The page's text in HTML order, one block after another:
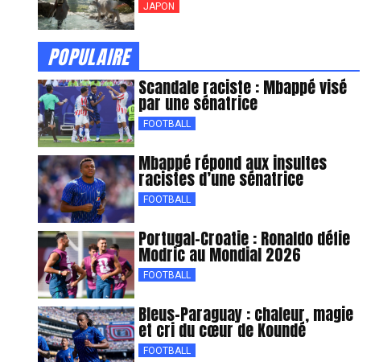
JAPON
POPULAIRE
Scandale raciste : Mbappé visé
par une sénatrice
FOOTBALL
Mbappé répond aux insultes
racistes d’une sénatrice
FOOTBALL
Portugal-Croatie : Ronaldo défie
Modric au Mondial 2026
FOOTBALL
Bleus-Paraguay : chaleur, magie
et cri du cœur de Koundé
FOOTBALL